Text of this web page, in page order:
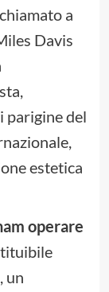
a
Davis
parigine del
estetica
operare
un